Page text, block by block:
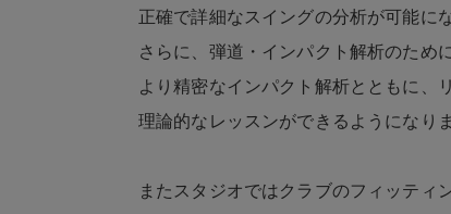
正確で詳細なスイングの分析が可能に
さらに、弾道・インパクト解析のため
より精密なインパクト解析とともに、
理論的なレッスンができるようになり
またスタジオではクラブのフィッティ